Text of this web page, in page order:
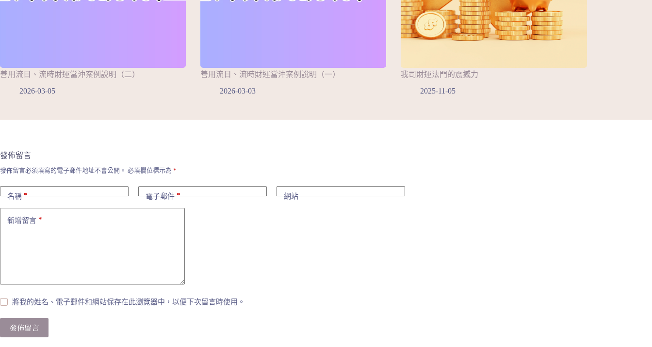
善用流日、流時財運當沖案例說明（二）
2026-03-05
善用流日、流時財運當沖案例說明（一）
2026-03-03
我司財運法門的震撼力
2025-11-05
發佈留言
發佈留言必須填寫的電子郵件地址不會公開。 必填欄位標示為 *
名稱* 電子郵件* 網站
新增留言 *
將我的姓名、電子郵件和網站保存在此瀏覽器中，以便下次留言時使用。
發佈留言